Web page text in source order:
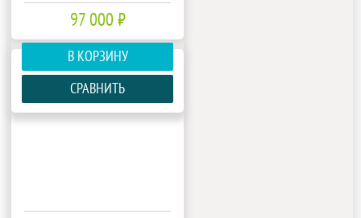
97 000 ₽
В КОРЗИНУ
СРАВНИТЬ